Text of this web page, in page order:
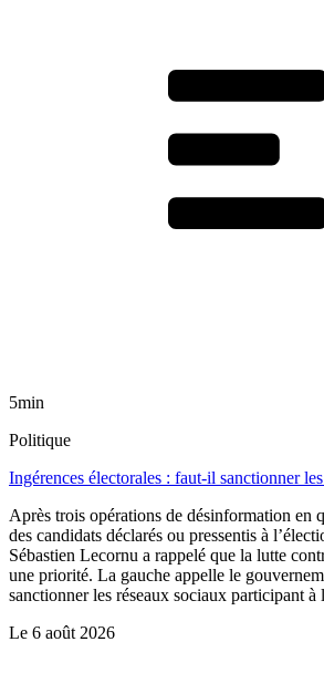
5min
Politique
Ingérences électorales : faut-il sanctionner
Après trois opérations de désinformation en
des candidats déclarés ou pressentis à
Sébastien Lecornu a rappelé que la lutte
une priorité. La gauche appelle le
sanctionner les réseaux sociaux participant
Le 6 août 2026